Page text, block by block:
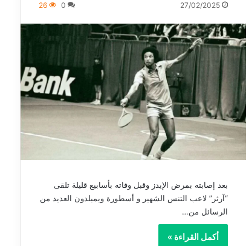
27/02/2025
0
26
بعد إصابته بمرض الإيدز وقبل وفاته بأسابيع قليلة تلقى
“آرثر” لاعب التنس الشهير و أسطورة ويمبلدون العديد من
الرسائل من…
أكمل القراءة »